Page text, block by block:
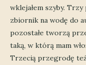
wklejałem szyby.
zbiornik na wodę do
pozostałe tworzą
taką, w którą mam
Trzecią przegrodę